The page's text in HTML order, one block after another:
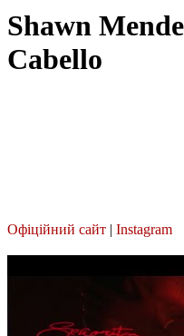
Shawn
Cabello
Офіційний сайт | Instagram